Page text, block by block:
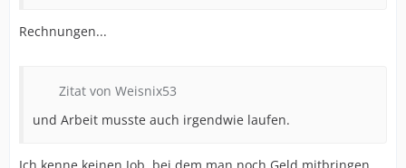
Rechnungen...
Zitat von Weisnix53
und Arbeit musste auch irgendwie laufen.